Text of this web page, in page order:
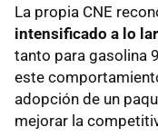
La propia CNE
intensificado a lo
tanto para gasolina
este
adopción de un
mejorar la